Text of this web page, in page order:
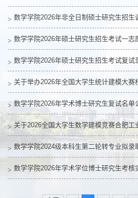
数学学院2026年非全日制硕士研究生招生
数学学院2026年硕士研究生招生考试复试
关于举办2026年全国大学生统计建模大赛
数学学院2026年学术博士研究生复试名单
数学学院2024级本科生第二轮转专业拟录
数学学院2026年学术学位博士研究生考核